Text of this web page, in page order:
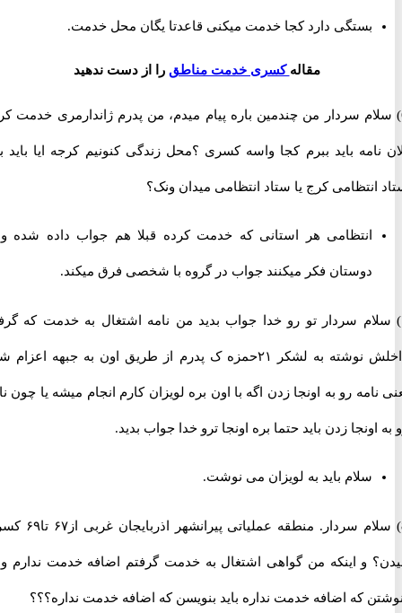
بستگی دارد کجا خدمت میکنی قاعدتا یگان محل خدمت.
مقالهکسری خدمت مناطقرا از دست ندهید
سردار من چندمین باره پیام میدم، من پدرم ژاندارمری خدمت کرده
باید ببرم کجا واسه کسری ؟محل زندگی کنونیم کرجه ایا باید برم
کرج یا ستاد انتظامی میدان ونک؟
انتظامی هر استانی که خدمت کرده قبلا هم جواب داده شده ولی
دوستان فکر میکنند جواب در گروه با شخصی فرق میکند.
سردار تو رو خدا جواب بدید من نامه اشتغال به خدمت که گرفتم
داخلش نوشته به لشکر ۲۱حمزه ک پدرم از طریق اون به جبهه اعزام شده
رو به اونجا زدن اگه با اون بره لویزان کارم انجام میشه یا چون نامه
زدن باید حتما بره اونجا ترو خدا جواب بدید.
سلام باید به لویزان می نوشت.
8) سلام سردار. منطقه عملیاتی پیرانشهر اذربایجان غربی از۶۷ تا۶۹ کسری
و اینکه من گواهی اشتغال به خدمت گرفتم اضافه خدمت ندارم ولی
که اضافه خدمت نداره باید بنویسن که اضافه خدمت نداره؟؟؟